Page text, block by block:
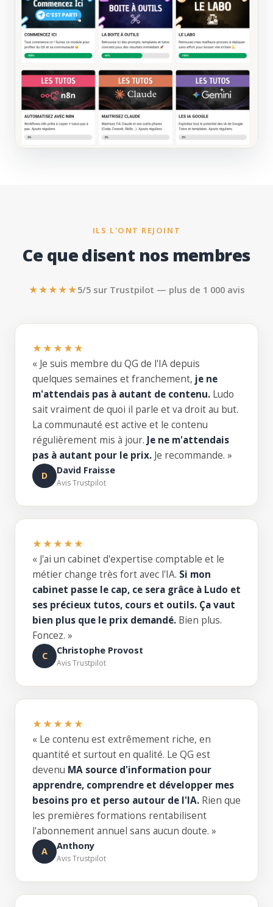
ILS L'ONT REJOINT
Ce que disent nos membres
★★★★★5/5 sur Trustpilot — plus de 1 000 avis
★★★★★
« Je suis membre du QG de l'IA depuis
quelques semaines et franchement, je ne
m'attendais pas à autant de contenu. Ludo
sait vraiment de quoi il parle et va droit au but.
La communauté est active et le contenu
régulièrement mis à jour. Je ne m'attendais
pas à autant pour le prix. Je recommande. »
D David Fraisse
Avis Trustpilot
★★★★★
« J'ai un cabinet d'expertise comptable et le
métier change très fort avec l'IA. Si mon
cabinet passe le cap, ce sera grâce à Ludo et
ses précieux tutos, cours et outils. Ça vaut
bien plus que le prix demandé. Bien plus.
Foncez. »
C Christophe Provost
Avis Trustpilot
★★★★★
« Le contenu est extrêmement riche, en
quantité et surtout en qualité. Le QG est
devenu MA source d'information pour
apprendre, comprendre et développer mes
besoins pro et perso autour de l'IA. Rien que
les premières formations rentabilisent
l'abonnement annuel sans aucun doute. »
A Anthony
Avis Trustpilot